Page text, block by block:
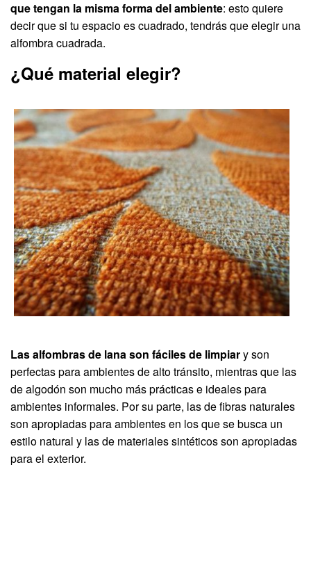
que tengan la misma forma del ambiente: esto quiere
decir que si tu espacio es cuadrado, tendrás que elegir una
alfombra cuadrada.
¿Qué material elegir?
Las alfombras de lana son fáciles de limpiary son
perfectas para ambientes de alto tránsito, mientras que las
de algodón son mucho más prácticas e ideales para
ambientes informales. Por su parte, las de fibras naturales
son apropiadas para ambientes en los que se busca un
estilo natural y las de materiales sintéticos son apropiadas
para el exterior.